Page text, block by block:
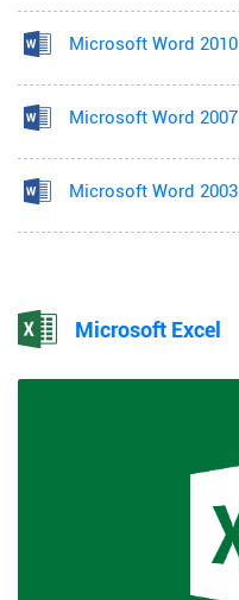
Microsoft Word 2010
Microsoft Word 2007
Microsoft Word 2003
Microsoft Excel